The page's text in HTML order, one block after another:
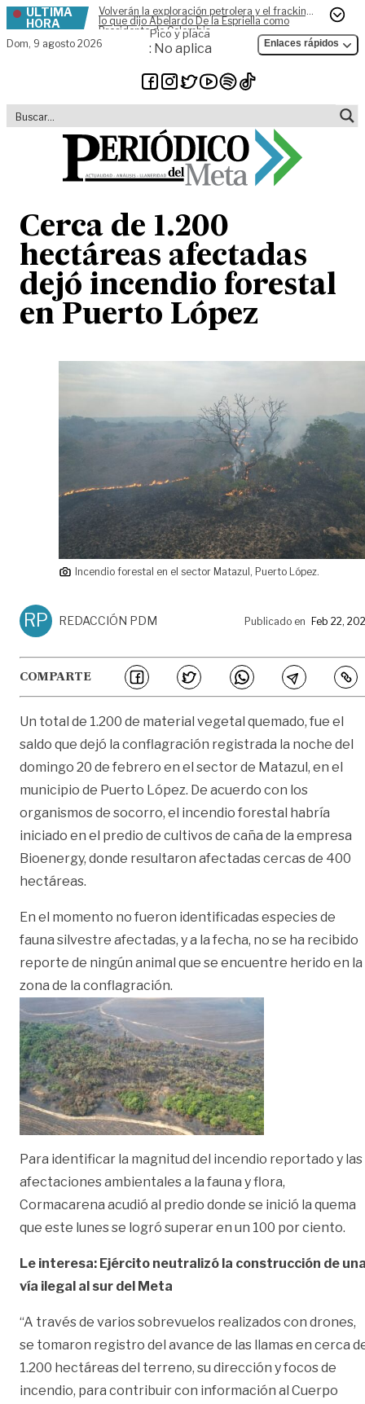
Skip to content
ÚLTIMA
HORA
Volverán la exploración petrolera y el fracking,
lo que dijo Abelardo De la Espriella como
Presidente de Colombia
Dom, 9 agosto 2026
Pico y placa
: No aplica Enlaces rápidos
Cerca de 1.200
hectáreas afectadas
dejó incendio forestal
en Puerto López
Incendio forestal en el sector Matazul, Puerto López.
RP REDACCIÓN PDM Publicado en Feb 22,
COMPARTE
Un total de 1.200 de material vegetal quemado, fue el
saldo que dejó la conflagración registrada la noche del
domingo 20 de febrero en el sector de Matazul, en el
municipio de Puerto López. De acuerdo con los
organismos de socorro, el incendio forestal habría
iniciado en el predio de cultivos de caña de la empresa
Bioenergy, donde resultaron afectadas cercas de 400
hectáreas.
En el momento no fueron identificadas especies de
fauna silvestre afectadas, y a la fecha, no se ha recibido
reporte de ningún animal que se encuentre herido en la
zona de la conflagración.
Para identificar la magnitud del incendio reportado y las
afectaciones ambientales a la fauna y flora,
Cormacarena acudió al predio donde se inició la quema
que este lunes se logró superar en un 100 por ciento.
Le interesa: Ejército neutralizó la construcción de
vía ilegal al sur del Meta
“A través de varios sobrevuelos realizados con drones,
se tomaron registro del avance de las llamas en cerca
1.200 hectáreas del terreno, su dirección y focos de
incendio, para contribuir con información al Cuerpo